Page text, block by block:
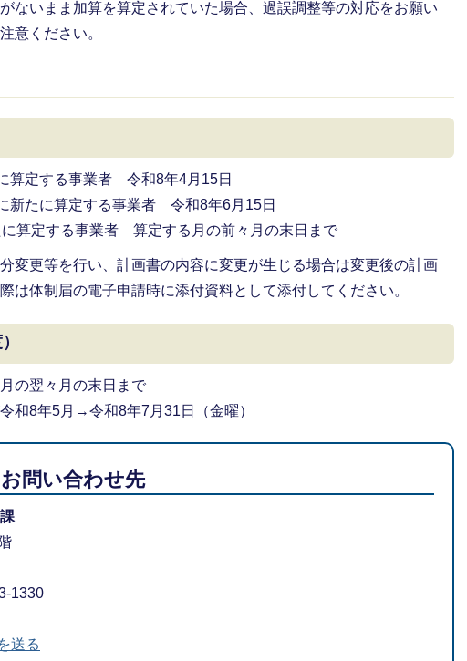
ないまま加算を算定されていた場合、過誤調整等の対応をお願い
意ください。
算定する事業者 令和8年4月15日
新たに算定する事業者 令和8年6月15日
算定する事業者 算定する月の前々月の末日まで
変更等を行い、計画書の内容に変更が生じる場合は変更後の計画
は体制届の電子申請時に添付資料として添付してください。
の翌々月の末日まで
和8年5月→令和8年7月31日（金曜）
問い合わせ先
1330
送る